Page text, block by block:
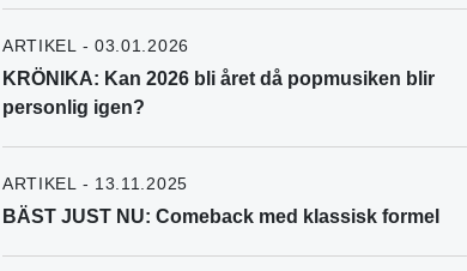
ARTIKEL - 03.01.2026
KRÖNIKA: Kan 2026 bli året då popmusiken blir
personlig igen?
ARTIKEL - 13.11.2025
BÄST JUST NU: Comeback med klassisk formel